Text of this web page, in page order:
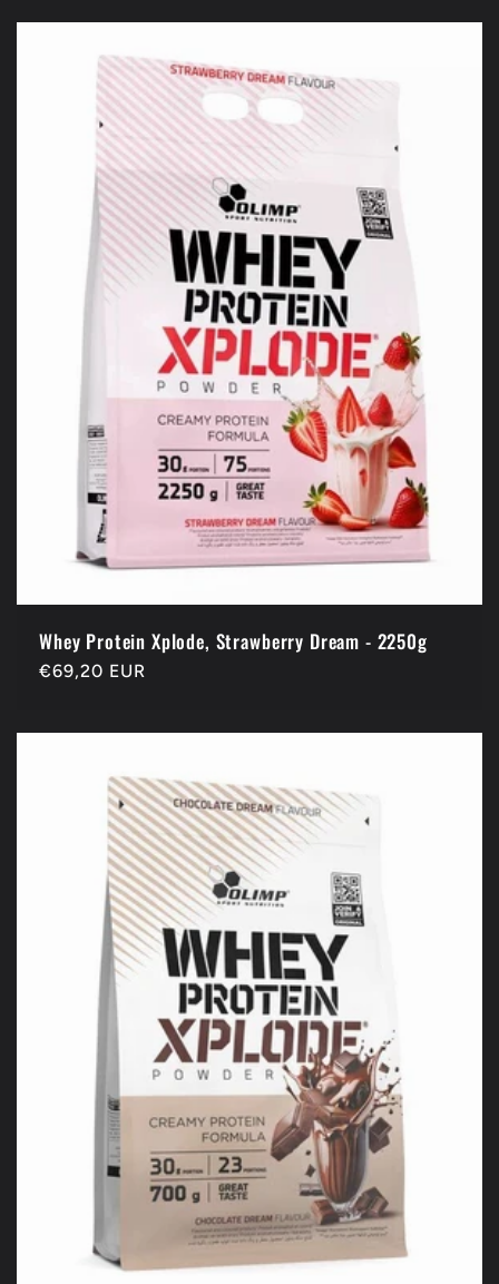
Whey Protein Xplode, Strawberry Dream - 2250g
Prix
€69,20 EUR